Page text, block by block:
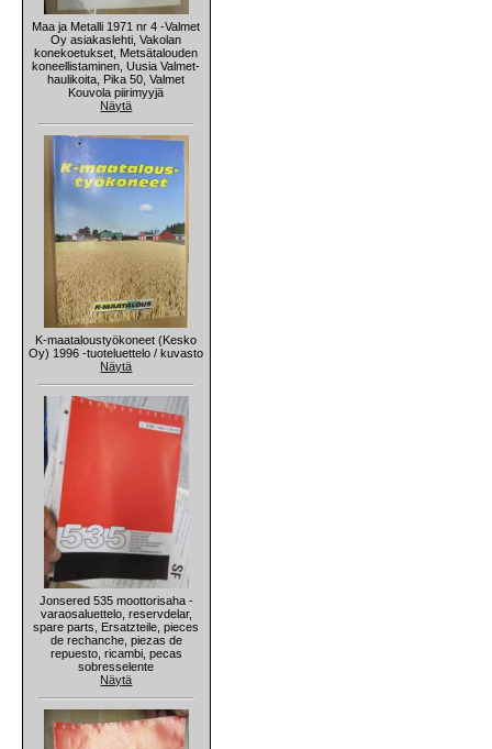
Maa ja Metalli 1971 nr 4 -Valmet
Oy asiakaslehti, Vakolan
konekoetukset, Metsätalouden
koneellistaminen, Uusia Valmet-
haulikoita, Pika 50, Valmet
Kouvola piirimyyjä
Näytä
K-maataloustyökoneet (Kesko
Oy) 1996 -tuoteluettelo / kuvasto
Näytä
Jonsered 535 moottorisaha -
varaosaluettelo, reservdelar,
spare parts, Ersatzteile, pieces
de rechanche, piezas de
repuesto, ricambi, pecas
sobresselente
Näytä